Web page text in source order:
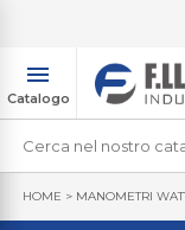
Catalogo
HOME > MANOMETRI